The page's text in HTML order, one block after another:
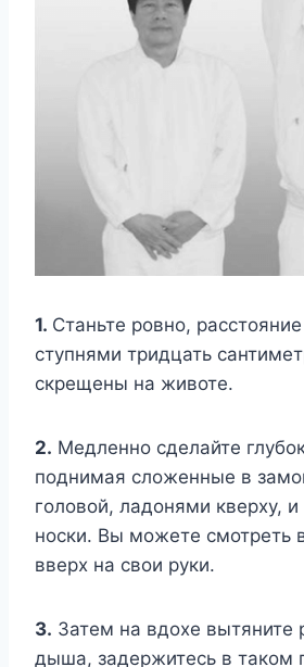
1. Станьте ровно,
ступнями тридцать
скрещены на животе.
2. Медленно сделайте
поднимая сложенные в
головой, ладонями кверху,
носки. Вы можете смотреть
вверх на свои руки.
3. Затем на вдохе вытяните
дыша, задержитесь в таком